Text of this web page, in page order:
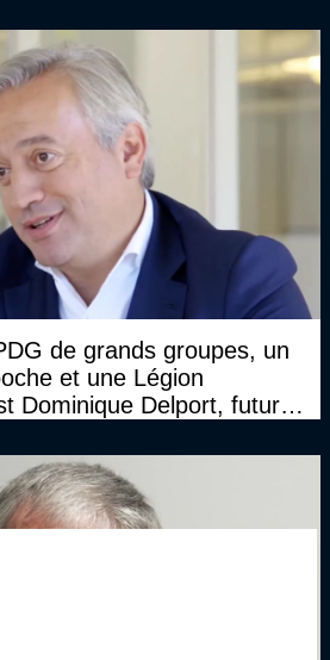
de grands groupes, un
et une Légion
Dominique Delport, futur